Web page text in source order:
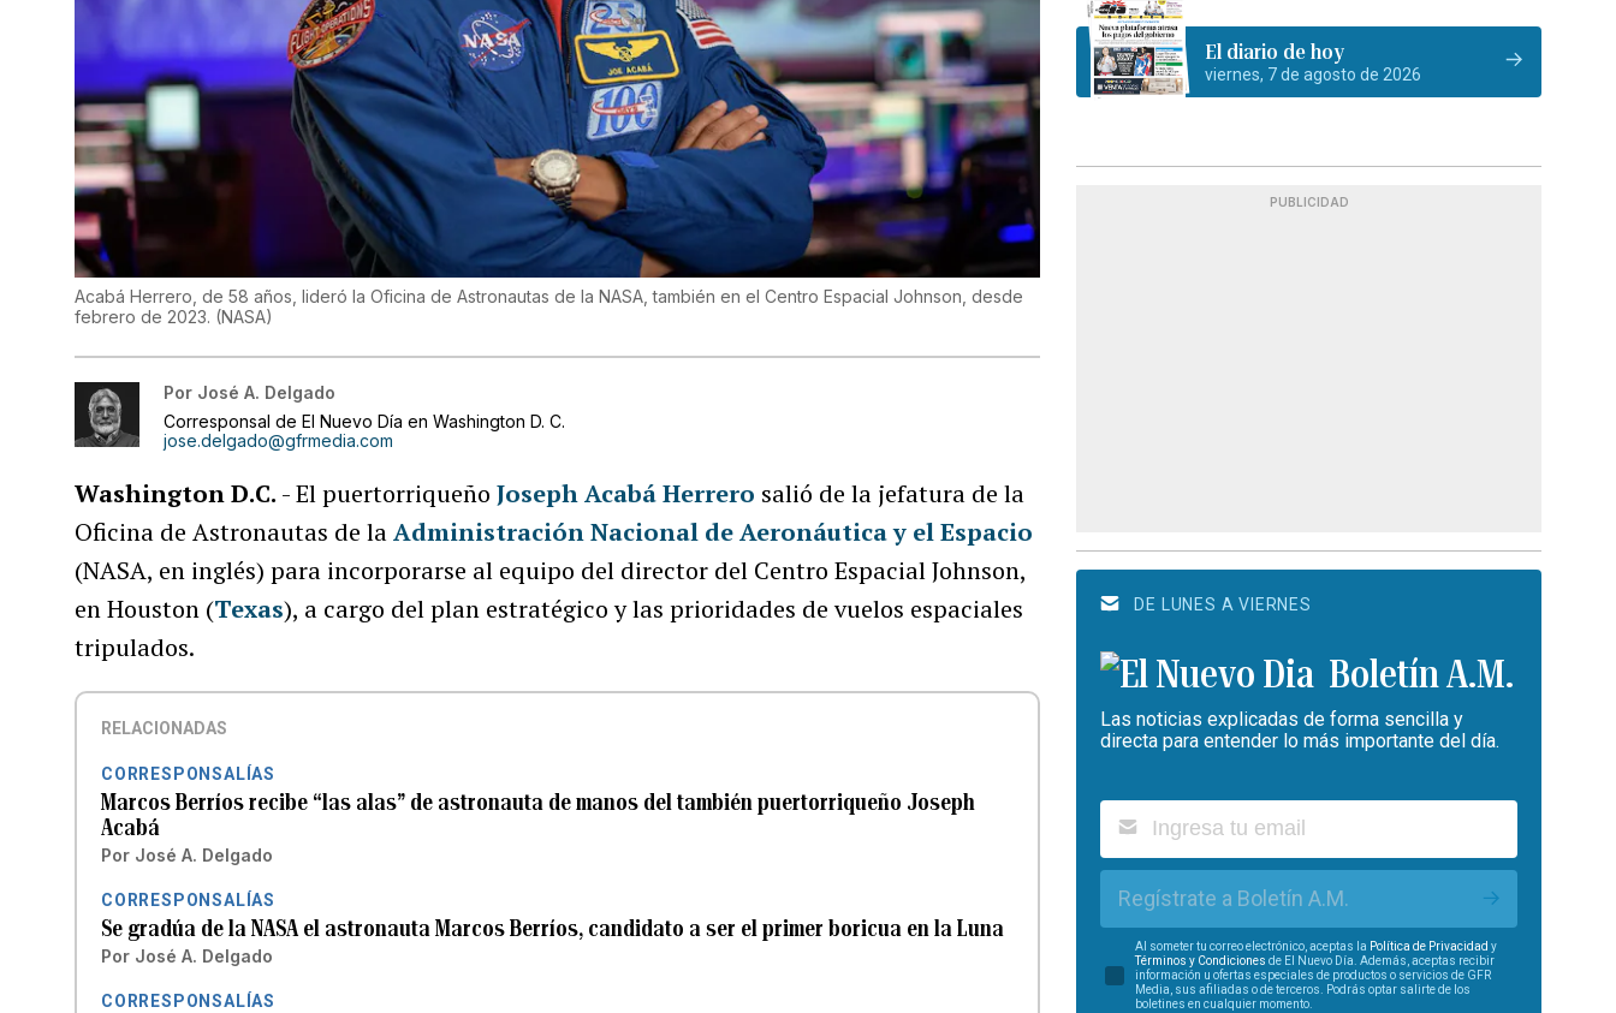
Acabá Herrero, de 58 años, lideró la Oficina de Astronautas de la NASA, también en el Centro Espacial Johnson, desde
febrero de 2023. (NASA)
Por José A. Delgado
Corresponsal de El Nuevo Día en Washington D. C.
jose.delgado@gfrmedia.com
Washington D.C. - El puertorriqueñoJoseph AcabáHerrero salió de la jefatura de la
Oficina de Astronautas de laAdministración Nacional de Aeronáutica y el Espacio
(NASA, en inglés) para incorporarse al equipo del director del Centro Espacial Johnson,
en Houston (Texas), a cargo del plan estratégico y las prioridades de vuelos espaciales
tripulados.
RELACIONADAS
CORRESPONSALÍAS
Marcos Berríos recibe “las alas” de astronauta de manos del también puertorriqueño Joseph
Acabá
Por José A. Delgado
CORRESPONSALÍAS
Se gradúa de la NASA el astronauta Marcos Berríos, candidato a ser el primer boricua en la Luna
Por José A. Delgado
CORRESPONSALÍAS
El diario de hoy
viernes, 7 de agosto de 2026
PUBLICIDAD
DE LUNES A VIERNES
Boletín A.M.
Las noticias explicadas de forma sencilla y
directa para entender lo más importante del día.
Regístrate a Boletín A.M.
Al someter tu correo electrónico, aceptas la Política de Privacidad y
Términos y Condiciones de El Nuevo Día. Además, aceptas recibir
información u ofertas especiales de productos o servicios de GFR
Media, sus afiliadas o de terceros. Podrás optar salirte de los
boletines en cualquier momento.